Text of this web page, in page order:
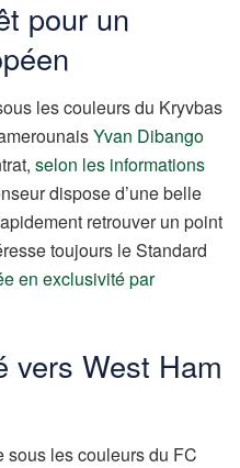
pour un
les couleurs du Kryvbas
Yvan Dibango
selon les informations
dispose d’une belle
retrouver un point
toujours le Standard
en exclusivité par
vers West Ham
les couleurs du FC